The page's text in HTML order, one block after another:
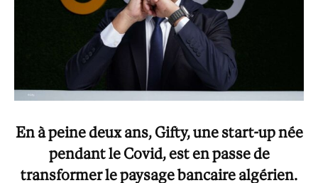
En à peine deux ans, Gifty, une start-up née
pendant le Covid, est en passe de
transformer le paysage bancaire algérien.